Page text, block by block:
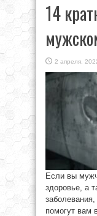
14
2 апреля,
Если вы
здоровье, а
помогут вам